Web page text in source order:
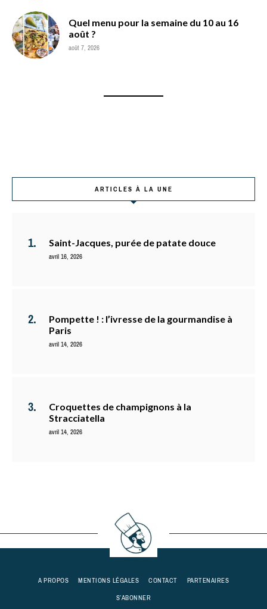
Quel menu pour la semaine du 10 au 16
août ?
août 7, 2026
ARTICLES À LA UNE
Saint-Jacques, purée de patate douce
avril 16, 2026
Pompette ! : l’ivresse de la gourmandise à
Paris
avril 14, 2026
Croquettes de champignons à la
Stracciatella
avril 14, 2026
A PROPOS MENTIONS LÉGALES CONTACT
PARTENAIRES
S’ABONNER